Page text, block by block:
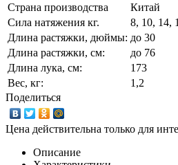
Страна производства
Китай
Сила натяжения кг.
8, 10, 14,
Длина растяжки, дюймы: до 30
Длина растяжки, cм:
до 76
Длина лука, см:
173
Вес, кг:
1,2
Поделиться
Цена действительна только для
Описание